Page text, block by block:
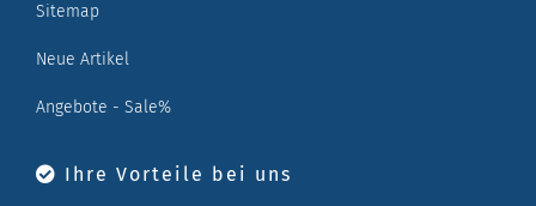
Sitemap
Neue Artikel
Angebote - Sale%
Ihre Vorteile bei uns